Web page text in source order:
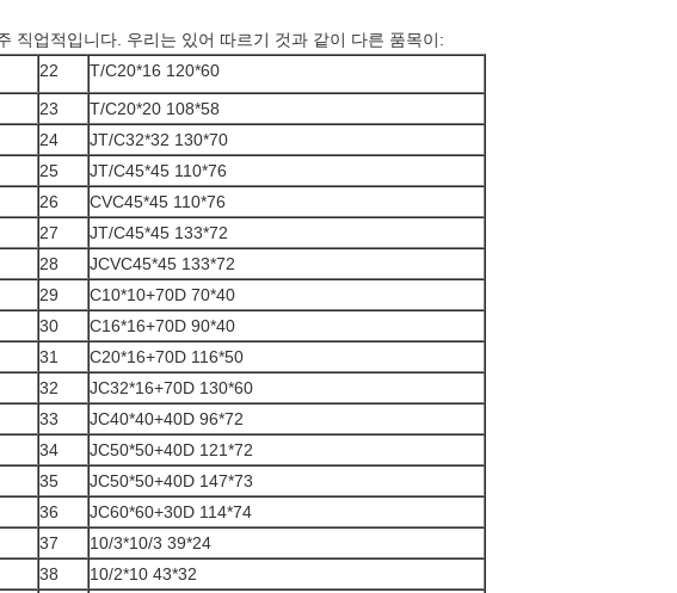
직업적입니다. 우리는 있어 따르기 것과 같이 다른 품목이:
22
T/C20*16 120*60
23
T/C20*20 108*58
24
JT/C32*32 130*70
25
JT/C45*45 110*76
26
CVC45*45 110*76
27
JT/C45*45 133*72
28
JCVC45*45 133*72
29
C10*10+70D 70*40
30
C16*16+70D 90*40
31
C20*16+70D 116*50
32
JC32*16+70D 130*60
33
JC40*40+40D 96*72
34
JC50*50+40D 121*72
35
JC50*50+40D 147*73
36
JC60*60+30D 114*74
37
10/3*10/3 39*24
38
10/2*10 43*32